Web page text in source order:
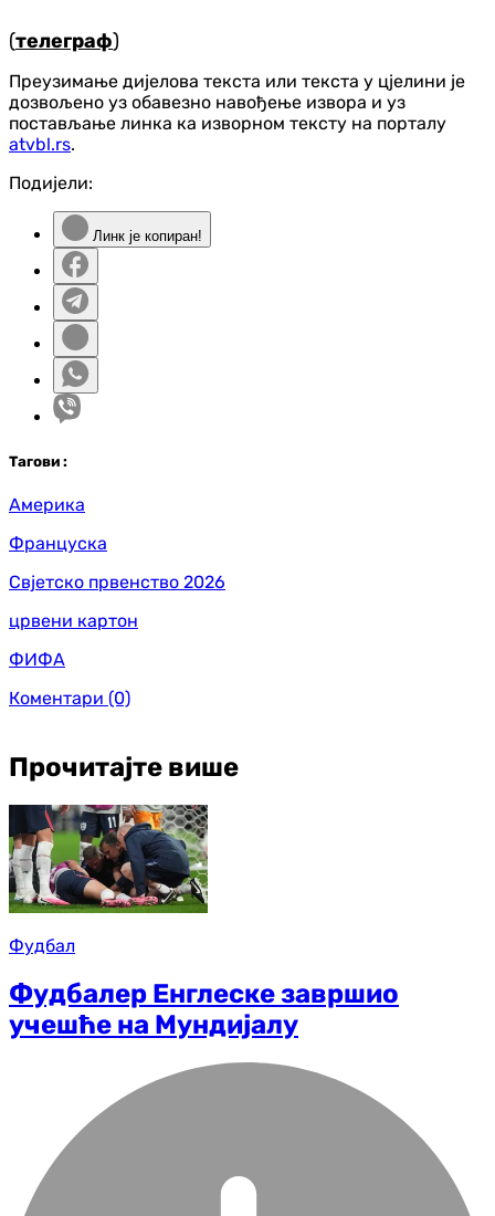
(телеграф)
Преузимање дијелова текста или текста у цјелини је
дозвољено уз обавезно навођење извора и уз
постављање линка ка изворном тексту на порталу
atvbl.rs.
Подијели:
Линк је копиран!
Тагови :
Америка
Француска
Свјетско првенство 2026
црвени картон
ФИФА
Коментари (0)
Прочитајте више
Фудбал
Фудбалер Енглеске завршио
учешће на Мундијалу